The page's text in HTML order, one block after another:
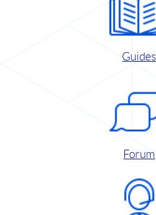
Guides
Forum